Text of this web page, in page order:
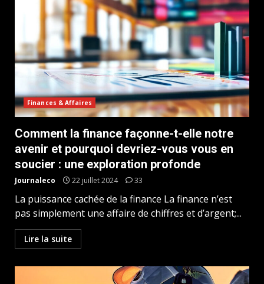
Finances & Affaires
Comment la finance façonne-t-elle notre
avenir et pourquoi devriez-vous vous en
soucier : une exploration profonde
Journaleco 22 juillet 2024 33
La puissance cachée de la finance La finance n’est
pas simplement une affaire de chiffres et d’argent;...
Lire la suite